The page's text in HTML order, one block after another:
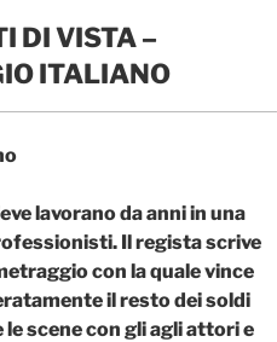
DI VISTA –
ITALIANO
lavorano da anni in una
Il regista scrive
con la quale vince
il resto dei soldi
scene con gli agli attori e